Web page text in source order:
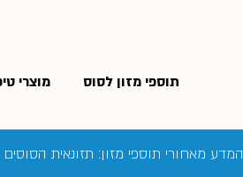
תוספי מזון לסוס מוצרי
המדע מאחורי תוספי מזון: תזונאית